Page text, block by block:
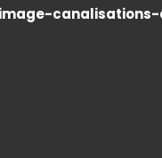
image-